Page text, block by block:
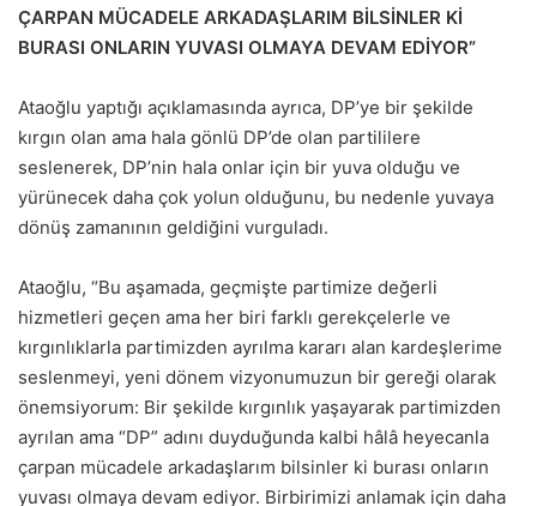
ÇARPAN MÜCADELE ARKADAŞLARIM BİLSİNLER Kİ
BURASI ONLARIN YUVASI OLMAYA DEVAM EDİYOR”
Ataoğlu yaptığı açıklamasında ayrıca, DP’ye bir şekilde
kırgın olan ama hala gönlü DP’de olan partililere
seslenerek, DP’nin hala onlar için bir yuva olduğu ve
yürünecek daha çok yolun olduğunu, bu nedenle yuvaya
dönüş zamanının geldiğini vurguladı.
Ataoğlu, “Bu aşamada, geçmişte partimize değerli
hizmetleri geçen ama her biri farklı gerekçelerle ve
kırgınlıklarla partimizden ayrılma kararı alan kardeşlerime
seslenmeyi, yeni dönem vizyonumuzun bir gereği olarak
önemsiyorum: Bir şekilde kırgınlık yaşayarak partimizden
ayrılan ama “DP” adını duyduğunda kalbi hâlâ heyecanla
çarpan mücadele arkadaşlarım bilsinler ki burası onların
yuvası olmaya devam ediyor. Birbirimizi anlamak için daha